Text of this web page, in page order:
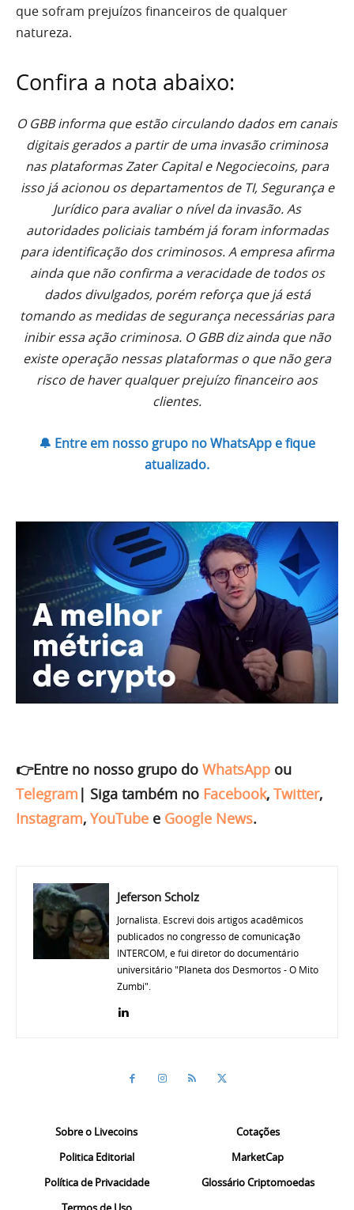
que sofram prejuízos financeiros de qualquer
natureza.
Confira a nota abaixo:
O GBB informa que estão circulando dados em canais
digitais gerados a partir de uma invasão criminosa
nas plataformas Zater Capital e Negociecoins, para
isso já acionou os departamentos de TI, Segurança e
Jurídico para avaliar o nível da invasão. As
autoridades policiais também já foram informadas
para identificação dos criminosos. A empresa afirma
ainda que não confirma a veracidade de todos os
dados divulgados, porém reforça que já está
tomando as medidas de segurança necessárias para
inibir essa ação criminosa. O GBB diz ainda que não
existe operação nessas plataformas o que não gera
risco de haver qualquer prejuízo financeiro aos
clientes.
🔔 Entre em nosso grupo no WhatsApp e fique
atualizado.
👉Entre no nosso grupo do WhatsApp ou
Telegram | Siga também no Facebook, Twitter,
Instagram, YouTube e Google News.
Jeferson Scholz
Jornalista. Escrevi dois artigos acadêmicos
publicados no congresso de comunicação
INTERCOM, e fui diretor do documentário
universitário "Planeta dos Desmortos - O Mito
Zumbi".
Sobre o Livecoins
Politica Editorial
Política de Privacidade
Cotações
MarketCap
Glossário Criptomoedas